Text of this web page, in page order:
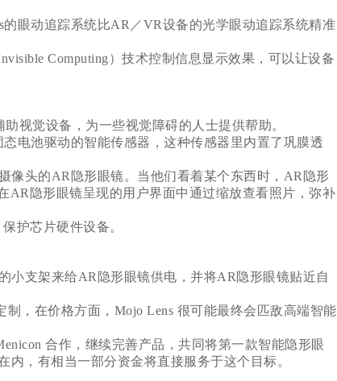
眼动追踪系统比AR／VR设备的光学眼动追踪系统精准
Computing）技术控制信息显示效果，可以让设备
视觉设备，为一些视觉障碍的人士提供帮助。
电池驱动的智能传感器，这种传感器里内置了巩膜透
头的AR隐形眼镜。当他们看着某个东西时，AR隐形
AR隐形眼镜呈现的用户界面中通过缩放查看照片，弥补
护芯片硬件设备。
支架来给AR隐形眼镜供电，并将AR隐形眼镜贴近自
，在价格方面，Mojo Lens 很可能最终会匹敌高端智能
合作，继续完善产品，共同将第一款智能隐形眼
，有相当一部分资金将直接服务于这个目标。